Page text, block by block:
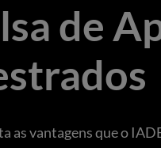
de
as vantagens que o